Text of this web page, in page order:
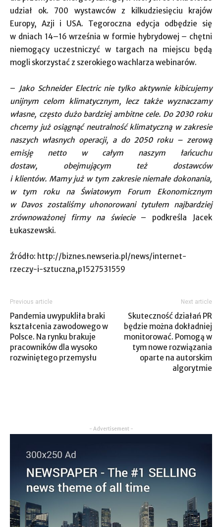
udział ok. 700 wystawców z kilkudziesięciu krajów
Europy, Azji i USA. Tegoroczna edycja odbędzie się
w dniach 14–16 września w formie hybrydowej – chętni
niemogący uczestniczyć w targach na miejscu będą
mogli skorzystać z szerokiego wachlarza webinarów.
– Jako Schneider Electric nie tylko aktywnie kibicujemy
unijnym celom klimatycznym, lecz także wyznaczamy
własne, często dużo bardziej ambitne cele. Do 2030 roku
chcemy już osiągnąć neutralność klimatyczną w zakresie
naszych własnych operacji, a do 2050 roku – zerową
emisję netto w całym naszym łańcuchu
dostaw, obejmującym też dostawców
i klientów. Mamy już w tym zakresie niemałe dokonania,
w tym roku na Światowym Forum Ekonomicznym
w Davos zostaliśmy uhonorowani tytułem najbardziej
zrównoważonej firmy na świecie – podkreśla Jacek
Łukaszewski.
Źródło: http://biznes.newseria.pl/news/internet-
rzeczy-i-sztuczna,p1527531559
Previous article
Pandemia uwypukliła braki
kształcenia zawodowego w
Polsce. Na rynku brakuje
pracowników dla wysoko
rozwiniętego przemysłu
Next article
Skuteczność działań PR
będzie można dokładniej
monitorować. Pomogą w
tym nowe rozwiązania
oparte na autorskim
algorytmie
- Advertisement -